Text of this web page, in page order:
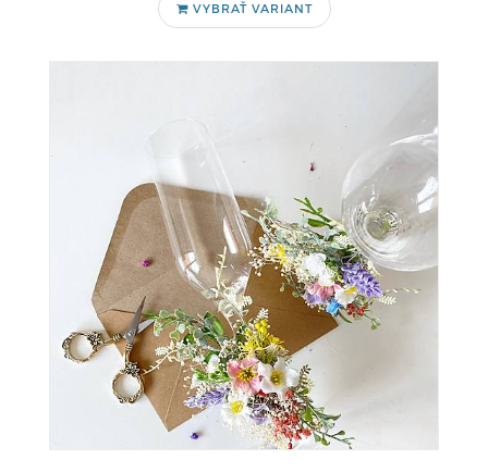
VYBRAŤ VARIANT